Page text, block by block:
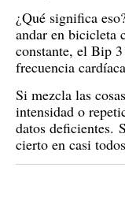
¿Qué significa
andar en bicicleta
constante, el Bip
frecuencia
Si mezcla las
intensidad o
datos deficientes.
cierto en casi